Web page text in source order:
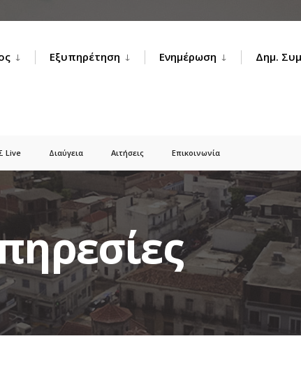
Εξυπηρέτηση Ενημέρωση Δημ.
Live Διαύγεια Αιτήσεις Επικοινωνία